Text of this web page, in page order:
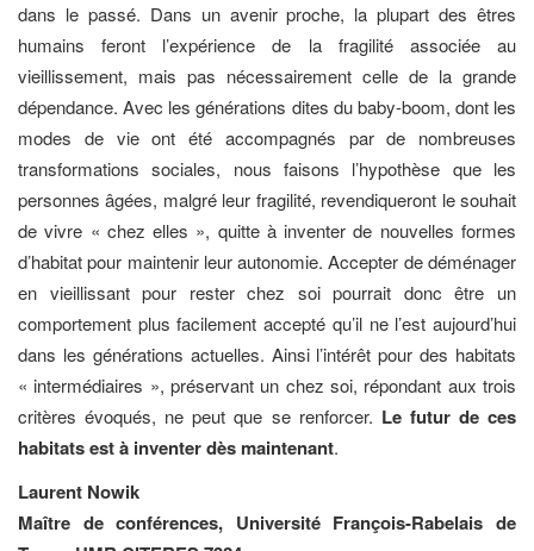
dans le passé. Dans un avenir proche, la plupart des êtres
humains feront l’expérience de la fragilité associée au
vieillissement, mais pas nécessairement celle de la grande
dépendance. Avec les générations dites du baby-boom, dont les
modes de vie ont été accompagnés par de nombreuses
transformations sociales, nous faisons l’hypothèse que les
personnes âgées, malgré leur fragilité, revendiqueront le souhait
de vivre « chez elles », quitte à inventer de nouvelles formes
d’habitat pour maintenir leur autonomie. Accepter de déménager
en vieillissant pour rester chez soi pourrait donc être un
comportement plus facilement accepté qu’il ne l’est aujourd’hui
dans les générations actuelles. Ainsi l’intérêt pour des habitats
« intermédiaires », préservant un chez soi, répondant aux trois
critères évoqués, ne peut que se renforcer. Le futur de ces
habitats est à inventer dès maintenant.
Laurent Nowik
Maître de conférences, Université François-Rabelais de